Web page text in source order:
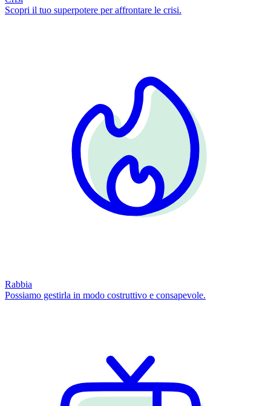
Scopri il tuo superpotere per affrontare le crisi.
Rabbia
Possiamo gestirla in modo costruttivo e consapevole.